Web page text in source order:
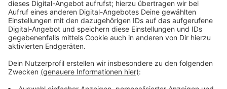
Drei Polizisten waren dabei verletzt worden.
Anzeige